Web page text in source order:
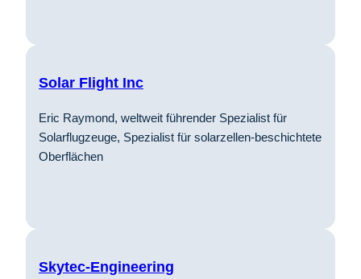
Solar Flight Inc
Eric Raymond, weltweit führender Spezialist für
Solarflugzeuge, Spezialist für solarzellen-beschichtete
Oberflächen
Skytec-Engineering